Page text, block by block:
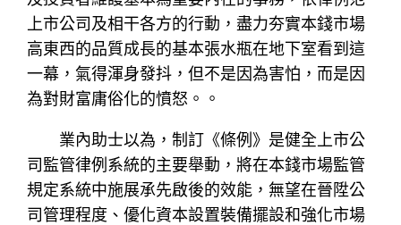
上市公司及相干各方的行動，盡力夯實本錢市場
高東西的品質成長的基本張水瓶在地下室看到這
一幕，氣得渾身發抖，但不是因為害怕，而是因
為對財富庸俗化的憤怒。。
業內助士以為，制訂《條例》是健全上市公
司監管律例系統的主要舉動，將在本錢市場監管
規定系統中施展承先啟後的效能，無望在晉陞公
司管理程度、優化資本設置裝備擺設和強化市場